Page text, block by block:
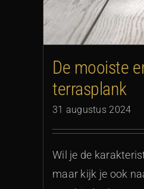
De mooiste
terrasplank
31 augustus 2024
Wil je de
maar kijk je ook